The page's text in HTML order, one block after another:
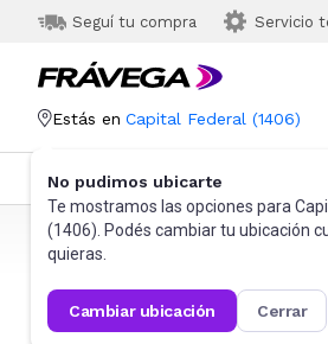
Seguí tu compra Servicio
Estás en Capital Federal (1406)
No pudimos ubicarte
Te mostramos las opciones para
(1406). Podés cambiar tu ubicación
quieras.
cambiar ubicación cerrar
Categorías Más Vendidos
Frávega Juguetes y Juegos